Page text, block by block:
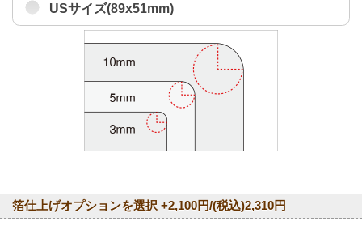
USサイズ(89x51mm)
箔仕上げオプションを選択 +2,100円/(税込)2,310円